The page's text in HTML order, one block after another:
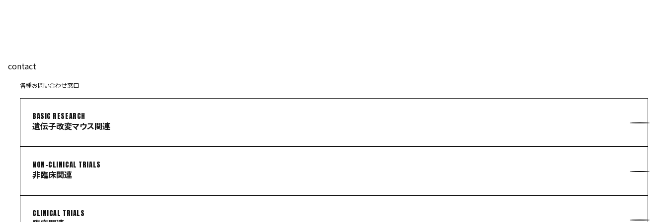
contact
各種お問い合わせ窓口
遺伝子改変マウス関連
BASIC RESEARCH
非臨床関連
NON-CLINICAL TRIALS
CLINICAL TRIALS